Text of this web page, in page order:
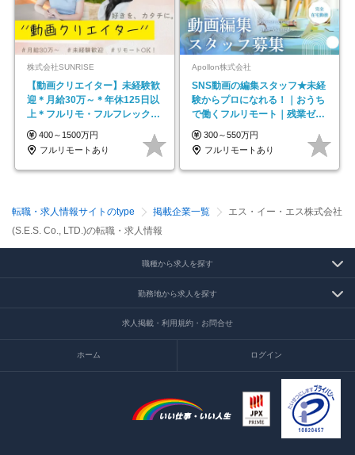
株式会社SUNRISE
【動画クリエイター】未経験歓
迎＊月給30万～＊年休125日以
上＊フルリモ・フルフレックス
◆10名の採用が決定◆
400～1500万円
フルリモートあり
Apollon株式会社
SNS動画の編集スタッフ★未経
験からプロになれる！｜おうち
で働くフルリモート｜残業ゼロ
で18時退勤◎
300～550万円
フルリモートあり
転職・求人情報サイトのtype 掲載企業一覧
エス・イー・エス株式会社
(S.E.S. Co., LTD.)の転職・求人情報
職種から求人を探す
勤務地から求人を探す
求人掲載・利用規約・お問合せ
ホーム ログイン